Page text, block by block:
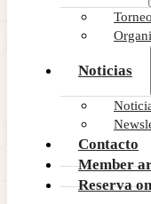
Noticias
Contacto
Member
Reserva
Índice
La academia de